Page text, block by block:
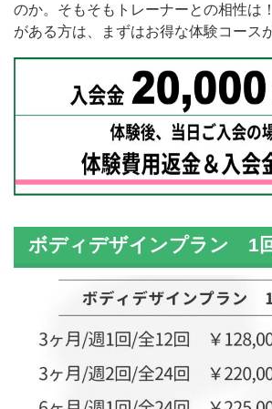
のか。そもそもトレーナーとの相性
がある方は、まずはお得な体験コース
ボディデザインプラン 1